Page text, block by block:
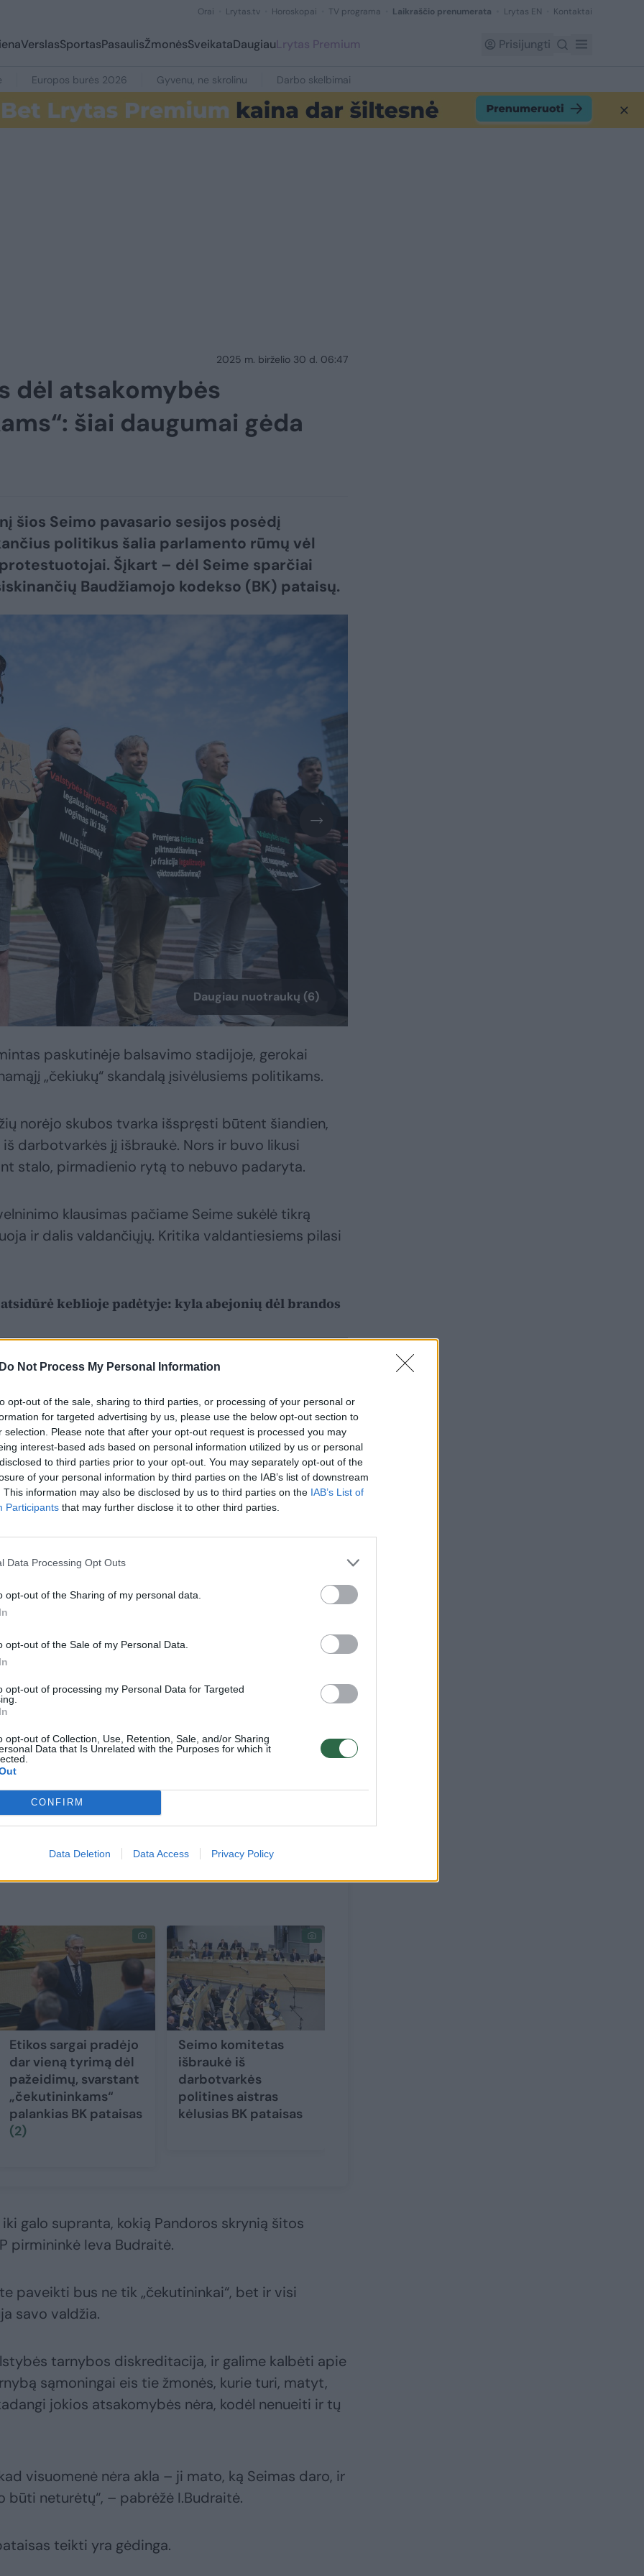
Do Not Process My Personal Information
opt-out of the sale, sharing to third parties, or processing of your personal or
for targeted advertising by us, please use the below opt-out section to
selection. Please note that after your opt-out request is processed you may
interest-based ads based on personal information utilized by us or personal
to third parties prior to your opt-out. You may separately opt-out of the
of your personal information by third parties on the IAB’s list of downstream
This information may also be disclosed by us to third parties on the IAB’s List of
Participants that may further disclose it to other third parties.
Data Processing Opt Outs
opt-out of the Sharing of my personal data.
opt-out of the Sale of my Personal Data.
opt-out of processing my Personal Data for Targeted
opt-out of Collection, Use, Retention, Sale, and/or Sharing
Data that Is Unrelated with the Purposes for which it
CONFIRM
Data Deletion Data Access Privacy Policy
Orai Lrytas.tv Horoskopai TV programa Laikraščio prenumerata Lrytas EN Kontaktai
VerslasSportasPasaulisŽmonėsSveikataDaugiauLrytas Premium Prisijungti
Europos burės 2026 Gyvenu, ne skrolinu Darbo skelbimai
2025 m. birželio 30 d. 06:47
dėl atsakomybės
šiai daugumai gėda
šios Seimo pavasario sesijos posėdį
politikus šalia parlamento rūmų vėl
Šįkart – dėl Seime sparčiai
Baudžiamojo kodekso (BK) pataisų.
Daugiau nuotraukų (6)
paskutinėje balsavimo stadijoje, gerokai
„čekiukų“ skandalą įsivėlusiems politikams.
norėjo skubos tvarka išspręsti būtent šiandien,
darbotvarkės jį išbraukė. Nors ir buvo likusi
stalo, pirmadienio rytą to nebuvo padaryta.
klausimas pačiame Seime sukėlė tikrą
ir dalis valdančiųjų. Kritika valdantiesiems pilasi
keblioje padėtyje: kyla abejonių dėl brandos
rūmų susirinkusi saujelė Lietuvos žaliųjų partijos
įspėti, kad jų veiksmus visuomenė atidžiai
partijos nariai, rankose laikydami plakatus.
„nebūti D.Trumpu“.
žmonės nėra kvaili, supranta, kad Seimo intencija
skandalo metu įsivėlė į tikrai garbės
Etikos sargai pradėjo
dar vieną tyrimą dėl
pažeidimų, svarstant
„čekutininkams“
palankias BK pataisas
(2)
Seimo komitetas
išbraukė iš
darbotvarkės
politines aistras
kėlusias BK pataisas
galo supranta, kokią Pandoros skrynią šitos
pirmininkė Ieva Budraitė.
paveikti bus ne tik „čekutininkai“, bet ir visi
savo valdžia.
tarnybos diskreditacija, ir galime kalbėti apie
sąmoningai eis tie žmonės, kurie turi, matyt,
jokios atsakomybės nėra, kodėl nenueiti ir tų
visuomenė nėra akla – ji mato, ką Seimas daro, ir
neturėtų“, – pabrėžė I.Budraitė.
teikti yra gėdinga.